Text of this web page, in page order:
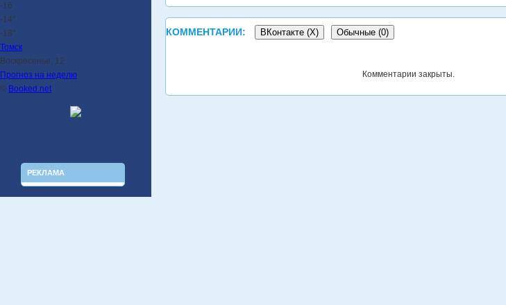
-16
-14°
-18°
Томск
Воскресенье, 12
Прогноз на неделю
© Booked.net
РЕКЛАМА
КОММЕНТАРИИ: ВКонтакте (X) Обычные (0)
Комментарии закрыты.